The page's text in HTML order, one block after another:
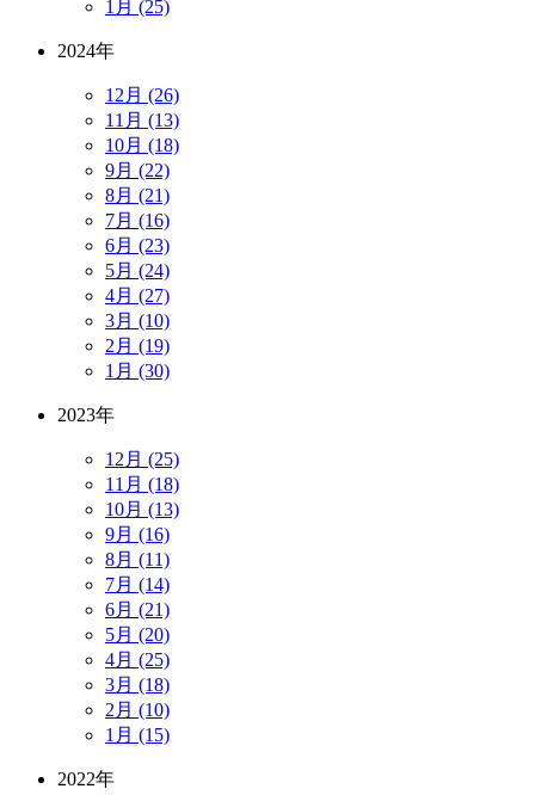
1月 (25)
2024年
12月 (26)
11月 (13)
10月 (18)
9月 (22)
8月 (21)
7月 (16)
6月 (23)
5月 (24)
4月 (27)
3月 (10)
2月 (19)
1月 (30)
2023年
12月 (25)
11月 (18)
10月 (13)
9月 (16)
8月 (11)
7月 (14)
6月 (21)
5月 (20)
4月 (25)
3月 (18)
2月 (10)
1月 (15)
2022年